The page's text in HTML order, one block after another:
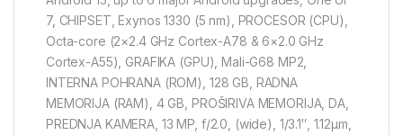
7, CHIPSET, Exynos 1330 (5 nm), PROCESOR (CPU),
Octa-core (2×2.4 GHz Cortex-A78 & 6×2.0 GHz
Cortex-A55), GRAFIKA (GPU), Mali-G68 MP2,
INTERNA POHRANA (ROM), 128 GB, RADNA
MEMORIJA (RAM), 4 GB, PROŠIRIVA MEMORIJA, DA,
PREDNJA KAMERA, 13 MP, f/2.0, (wide), 1/3.1″, 1.12µm,